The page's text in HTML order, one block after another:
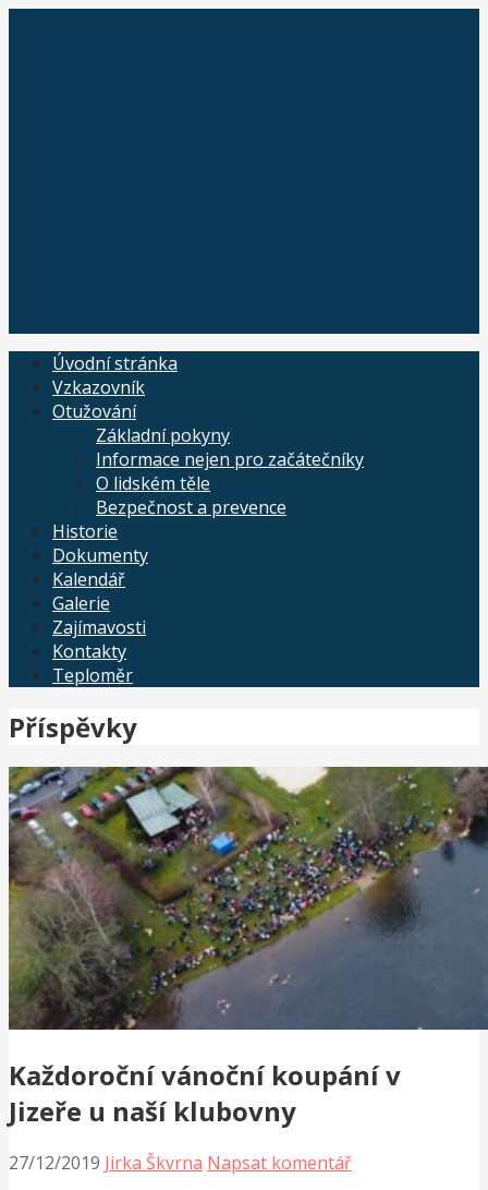
Úvodní stránka
Vzkazovník
Otužování
Základní pokyny
Informace nejen pro začátečníky
O lidském těle
Bezpečnost a prevence
Historie
Dokumenty
Kalendář
Galerie
Zajímavosti
Kontakty
Teploměr
Příspěvky
Každoroční vánoční koupání v
Jizeře u naší klubovny
27/12/2019 Jirka Škvrna Napsat komentář